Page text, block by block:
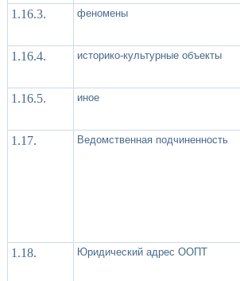
1.16.3. феномены
1.16.4. историко-культурные объекты
1.16.5. иное
1.17. Ведомственная подчиненность
1.18. Юридический адрес ООПТ